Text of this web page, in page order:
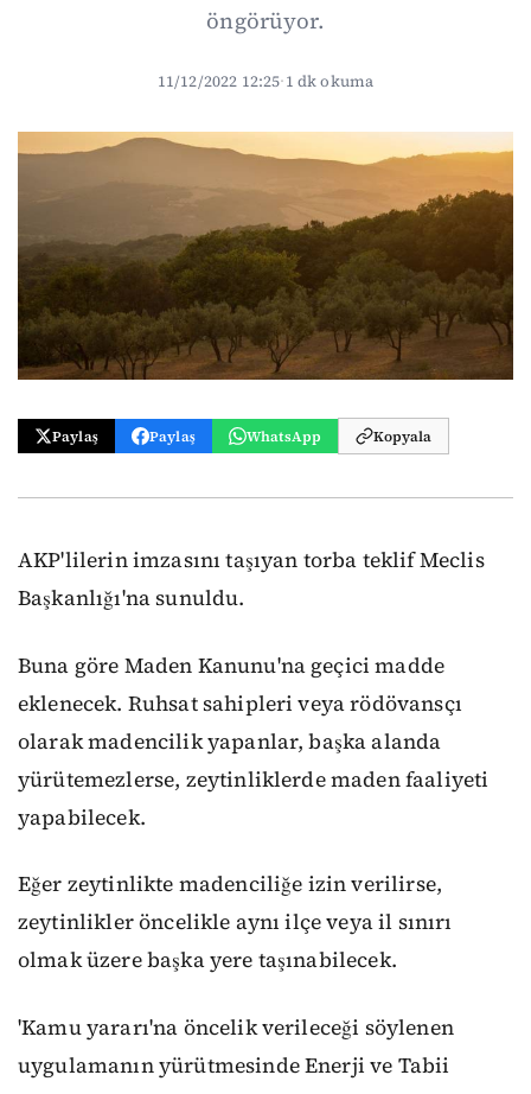
öngörüyor.
11/12/2022 12:25·1 dk okuma
Paylaş Paylaş WhatsApp Kopyala
AKP'lilerin imzasını taşıyan torba teklif Meclis
Başkanlığı'na sunuldu.
Buna göre Maden Kanunu'na geçici madde
eklenecek. Ruhsat sahipleri veya rödövansçı
olarak madencilik yapanlar, başka alanda
yürütemezlerse, zeytinliklerde maden faaliyeti
yapabilecek.
Eğer zeytinlikte madenciliğe izin verilirse,
zeytinlikler öncelikle aynı ilçe veya il sınırı
olmak üzere başka yere taşınabilecek.
'Kamu yararı'na öncelik verileceği söylenen
uygulamanın yürütmesinde Enerji ve Tabii